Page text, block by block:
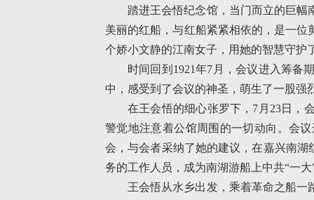
踏进王会悟纪念馆，当门而立的巨
美丽的红船，与红船紧紧相依的，是一
个娇小文静的江南女子，用她的智慧守护
时间回到1921年7月，会议进入筹备
中，感受到了会议的神圣，萌生了一股强
在王会悟的细心张罗下，7月23日，
警觉地注意着公馆周围的一切动向。会
会，与会者采纳了她的建议，在嘉兴南
务的工作人员，成为南湖游船上中共“一
王会悟从水乡出发，乘着革命之船